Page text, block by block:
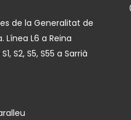
de la Generalitat de
Línea L6 a Reina
S2, S5, S55 a Sarrià